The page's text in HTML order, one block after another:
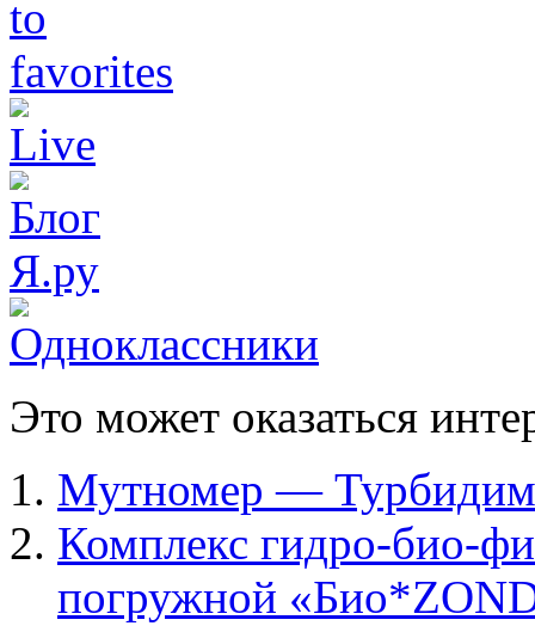
Это может оказаться
Мутномер —
Комплекс гидро-био-
погружной